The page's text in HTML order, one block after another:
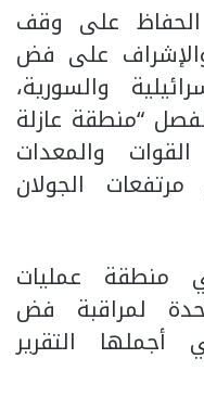
على وقف
والإشراف على فض
والسورية،
“منطقة عازلة
والمعدات
الجولان
منطقة عمليات
لمراقبة فض
أجملها التقرير